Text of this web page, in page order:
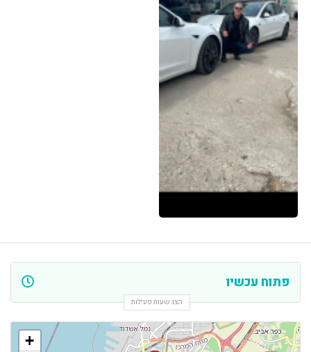
פתוח עכשיו
הצג שעות פעילות
+